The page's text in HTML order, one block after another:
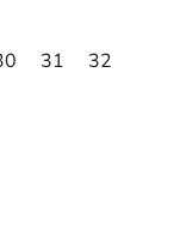
31 32